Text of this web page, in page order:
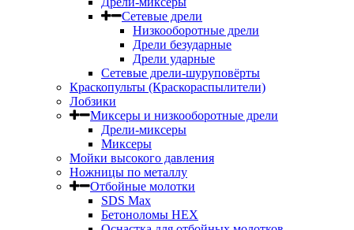
Сетевые дрели
Низкооборотные дрели
Дрели безударные
Дрели ударные
Сетевые дрели-шуруповёрты
Краскопульты (Краскораспылители)
Лобзики
Миксеры и низкооборотные дрели
Дрели-миксеры
Миксеры
Мойки высокого давления
Ножницы по металлу
Отбойные молотки
SDS Max
Бетоноломы HEX